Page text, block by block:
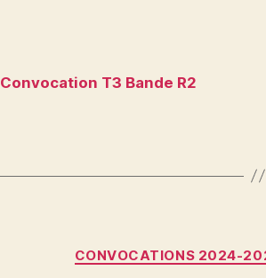
Convocation T3 Bande R2
CONVOCATIONS 2024-